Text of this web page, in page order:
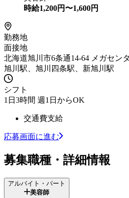
時給1,200円〜1,600円
勤務地
面接地
北海道旭川市6条通14-64 メガセン
旭川駅、旭川四条駅、新旭川駅
シフト
1日3時間 週1日からOK
交通費支給
応募画面に進む
募集職種・詳細情報
アルバイト・パート
美容師